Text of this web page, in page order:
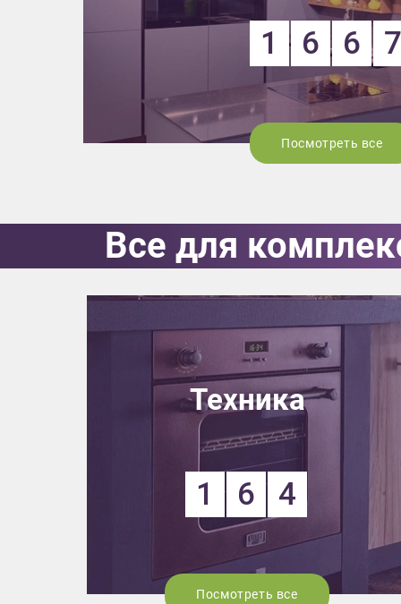
1 6 6 7
Посмотреть все
Все для
Техника
1 6 4
Посмотреть все
с